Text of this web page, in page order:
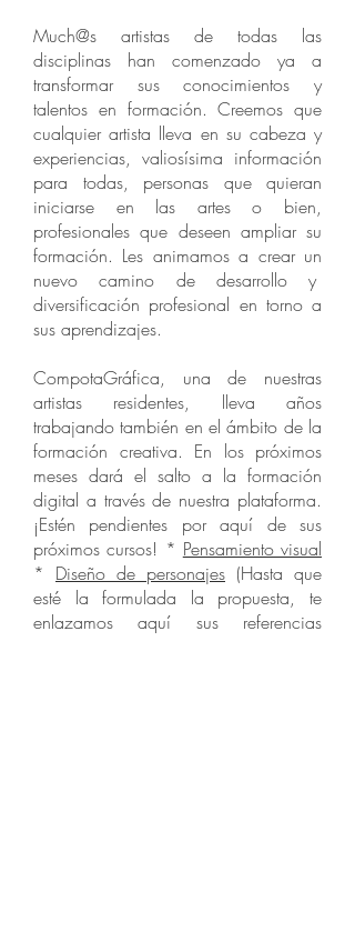
Much@s artistas de todas las
disciplinas han comenzado ya a
transformar sus conocimientos y
talentos en formación. Creemos que
cualquier artista lleva en su cabeza y
experiencias, valiosísima información
para todas, personas que quieran
iniciarse en las artes o bien,
profesionales que deseen ampliar su
formación. Les animamos a crear un
nuevo camino de desarrollo y
diversificación profesional en torno a
sus aprendizajes.
CompotaGráfica, una de nuestras
artistas residentes, lleva años
trabajando también en el ámbito de la
formación creativa. En los próximos
meses dará el salto a la formación
digital a través de nuestra plataforma.
¡Estén pendientes por aquí de sus
próximos cursos! * Pensamiento visual
* Diseño de personajes (Hasta que
esté la formulada la propuesta, te
enlazamos aquí sus referencias